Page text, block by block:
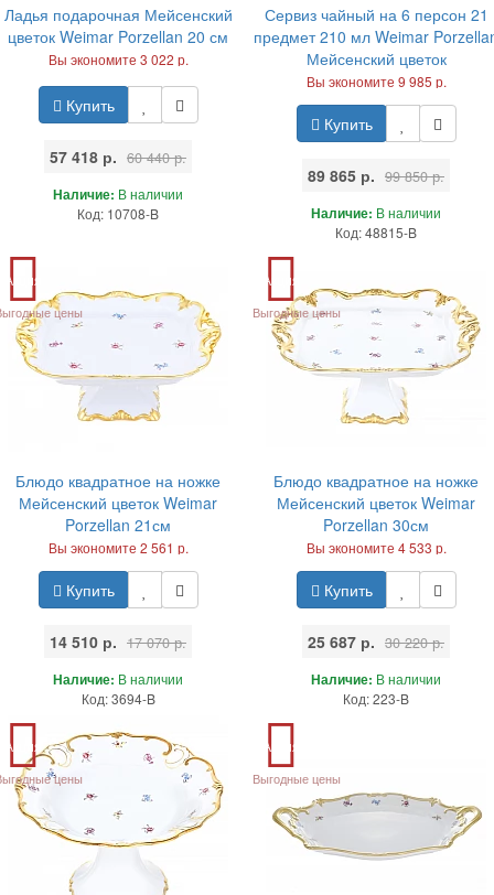
Ладья подарочная Мейсенский
цветок Weimar Porzellan 20 см
Вы экономите 3 022 р.
Купить
57 418 р. 60 440 р.
Наличие: В наличии
Код: 10708-B
Сервиз чайный на 6 персон 21
предмет 210 мл Weimar
Мейсенский цветок
Вы экономите 9 985 р.
Купить
89 865 р. 99 850 р.
Наличие: В наличии
Код: 48815-B
Акция
цены
Блюдо квадратное на ножке
Мейсенский цветок Weimar
Porzellan 21см
Вы экономите 2 561 р.
Купить
14 510 р. 17 070 р.
Наличие: В наличии
Код: 3694-B
Акция
Выгодные цены
Блюдо квадратное на ножке
Мейсенский цветок Weimar
Porzellan 30см
Вы экономите 4 533 р.
Купить
25 687 р. 30 220 р.
Наличие: В наличии
Код: 223-B
Акция
цены
Акция
Выгодные цены